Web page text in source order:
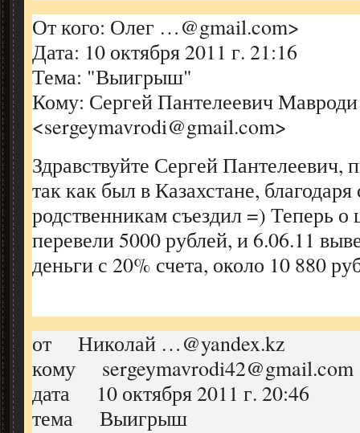
От кого: Олег …@gmail.com>
Дата: 10 октября 2011 г. 21:16
Тема: "Выигрыш"
Кому: Сергей Пантелеевич Мавроди
<sergeymavrodi@gmail.com>
Здравствуйте Сергей Пантелеевич,
так как был в Казахстане,
родственникам съездил =) Теперь
перевели 5000 рублей, и 6.06.11
деньги с 20% счета, около 10 880
от Николай …@yandex.kz
кому sergeymavrodi42@gmail.com
дата 10 октября 2011 г. 20:46
тема Выигрыш